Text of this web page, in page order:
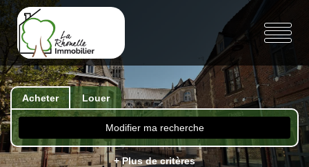
Acheter Louer
Modifier ma recherche
+ Plus de critères